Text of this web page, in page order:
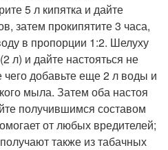
5 л кипятка и дайте
затем прокипятите 3 часа,
в пропорции 1:2. Шелуху
л) и дайте настояться не
чего добавьте еще 2 л воды и
мыла. Затем оба настоя
получившимся составом
от любых вредителей;
также из табачных